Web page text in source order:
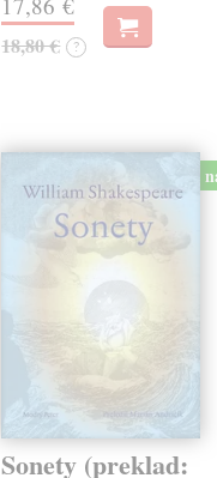
18,80 € ?
Sonety (preklad: